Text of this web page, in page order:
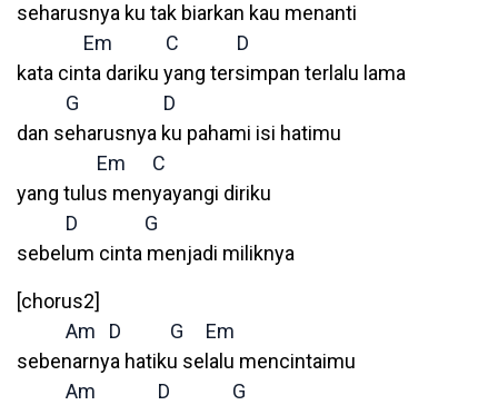
seharusnya ku tak biarkan kau menanti
Em
C
D
kata cinta dariku yang tersimpan terlalu lama
G
D
dan seharusnya ku pahami isi hatimu
Em
C
yang tulus menyayangi diriku
D
G
sebelum cinta menjadi miliknya
[chorus2]
Am
D G
Em
sebenarnya hatiku selalu mencintaimu
Am
D
G